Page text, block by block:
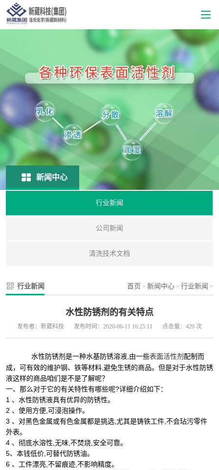
新闻中心
行业新闻
公司新闻
清洗技术文档
行业新闻 首页 > 新闻中心 > 行业新闻 >
水性防锈剂的有关特点
发布者：新葳科技 发布时间：2020-06-11 16:25:11 点击量：420 次
水性防锈剂是一种水基防锈溶液,由一些表面活性剂配制而
成，可有效的维护钢、铁等材料,避免生锈的商品。但是对于水性防锈
液这样的商品咱们是不是了解呢？
一、那么对于它的有关特性有哪些呢?详细介绍如下：
1 、水性防锈液具有优异的防锈性。
2 、使用方便,可浸泡操作。
3 、对黑色金属或有色金属都是挑选,尤其是铸铁工件,不会玷污零件
外表。
4 、彻底水溶性,无味,不焚烧,安全可靠。
5、本钱低价,可替代防锈油。
6 、工件漂亮,不留痕迹,不影响精度。